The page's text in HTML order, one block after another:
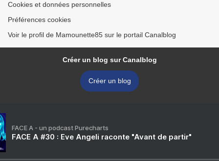
Cookies et données personnelles
Préférences cookies
Voir le profil de Mamounette85 sur le portail Canalblog
Créer un blog sur Canalblog
Créer un blog
FACE A - un podcast Purecharts
FACE A #30 : Eve Angeli raconte "Avant de partir"